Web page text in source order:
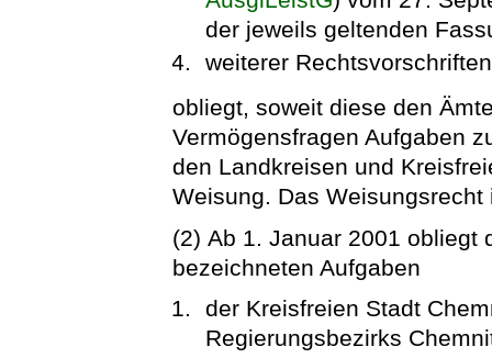
der jeweils geltenden
weiterer Rechtsvorschriften
obliegt, soweit diese den
Vermögensfragen Aufgaben
den Landkreisen und
Weisung. Das
(2) Ab 1. Januar 2001 obliegt
bezeichneten Aufgaben
der Kreisfreien Stadt
Regierungsbezirks